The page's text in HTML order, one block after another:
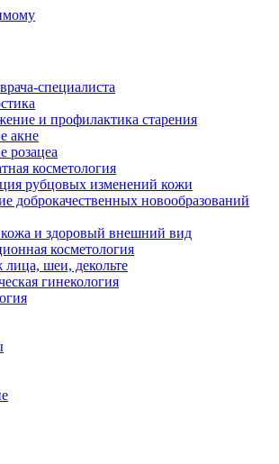
специалиста
и профилактика старения
акне
розацеа
косметология
рубцовых изменений кожи
доброкачественных новообразований
кожа и здоровый внешний вид
косметология
шеи, декольте
гинекология